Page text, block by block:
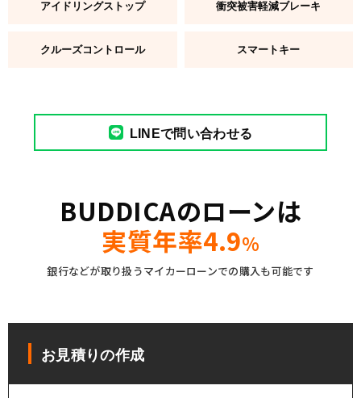
アイドリングストップ 衝突被害軽減ブレーキ
クルーズコントロール スマートキー
LINEで問い合わせる
BUDDICAのローンは
実質年率4.9%
銀行などが取り扱うマイカーローンでの購入も可能です
お見積りの作成